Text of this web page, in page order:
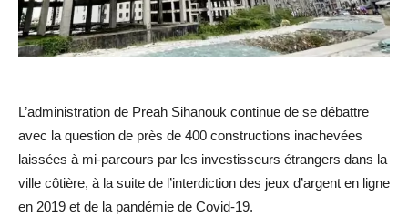
L’administration de Preah Sihanouk continue de se débattre
avec la question de près de 400 constructions inachevées
laissées à mi-parcours par les investisseurs étrangers dans la
ville côtière, à la suite de l’interdiction des jeux d’argent en ligne
en 2019 et de la pandémie de Covid-19.